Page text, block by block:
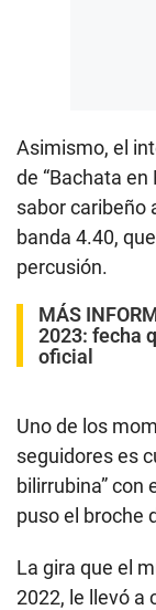
Asimismo, el
de “Bachata
sabor caribeño
banda 4.40,
percusión.
MÁS
2023: fecha
oficial
Uno de los
seguidores es
bilirrubina” con
puso el broche
La gira que el
2022, le llevó a